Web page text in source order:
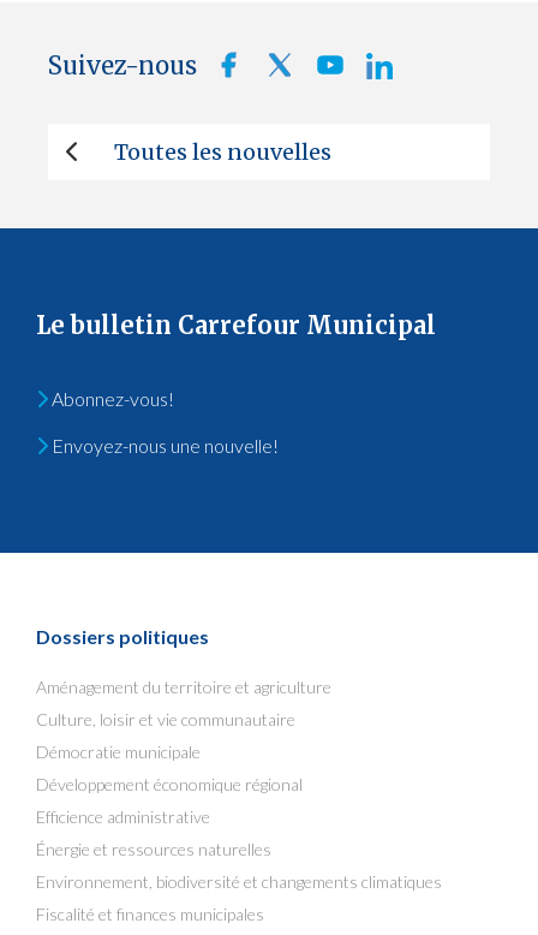
Suivez-nous
Toutes les nouvelles
Le bulletin Carrefour Municipal
Abonnez-vous!
Envoyez-nous une nouvelle!
Dossiers politiques
Aménagement du territoire et agriculture
Culture, loisir et vie communautaire
Démocratie municipale
Développement économique régional
Efficience administrative
Énergie et ressources naturelles
Environnement, biodiversité et changements climatiques
Fiscalité et finances municipales